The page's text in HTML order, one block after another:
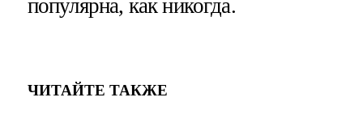
популярна, как никогда.
ЧИТАЙТЕ ТАКЖЕ